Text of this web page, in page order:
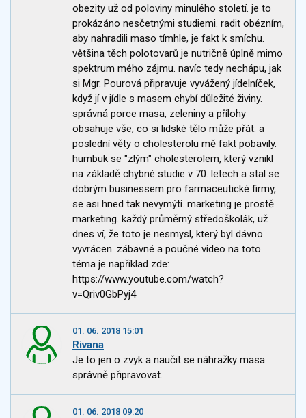
obezity už od poloviny minulého století. je to
prokázáno nesčetnými studiemi. radit obézním,
aby nahradili maso tímhle, je fakt k smíchu.
většina těch polotovarů je nutričně úplně mimo
spektrum mého zájmu. navíc tedy nechápu, jak
si Mgr. Pourová připravuje vyvážený jídelníček,
když jí v jídle s masem chybí důležité živiny.
správná porce masa, zeleniny a přílohy
obsahuje vše, co si lidské tělo může přát. a
poslední věty o cholesterolu mě fakt pobavily.
humbuk se "zlým" cholesterolem, který vznikl
na základě chybné studie v 70. letech a stal se
dobrým businessem pro farmaceutické firmy,
se asi hned tak nevymýtí. marketing je prostě
marketing. každý průměrný středoškolák, už
dnes ví, že toto je nesmysl, který byl dávno
vyvrácen. zábavné a poučné video na toto
téma je například zde:
https://www.youtube.com/watch?
v=Qriv0GbPyj4
01. 06. 2018 15:01
Rivana
Je to jen o zvyk a naučit se náhražky masa
správně připravovat.
01. 06. 2018 09:20